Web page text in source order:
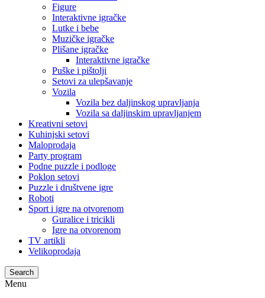
Figure
Interaktivne igračke
Lutke i bebe
Muzičke igračke
Plišane igračke
Interaktivne igračke
Puške i pištolji
Setovi za ulepšavanje
Vozila
Vozila bez daljinskog upravljanja
Vozila sa daljinskim upravljanjem
Kreativni setovi
Kuhinjski setovi
Maloprodaja
Party program
Podne puzzle i podloge
Poklon setovi
Puzzle i društvene igre
Roboti
Sport i igre na otvorenom
Guralice i tricikli
Igre na otvorenom
TV artikli
Velikoprodaja
Search
Menu